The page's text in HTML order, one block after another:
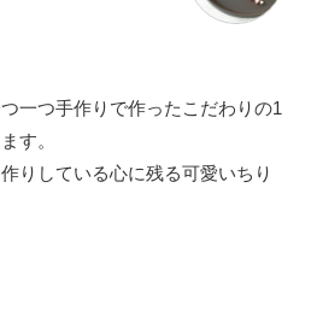
一つ手作りで作ったこだわりの1
す。
りしている心に残る可愛いちり